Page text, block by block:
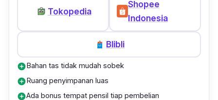
Tokopedia
Shopee
Indonesia
Blibli
add_circleBahan tas tidak mudah sobek
add_circleRuang penyimpanan luas
add_circleAda bonus tempat pensil tiap pembelian